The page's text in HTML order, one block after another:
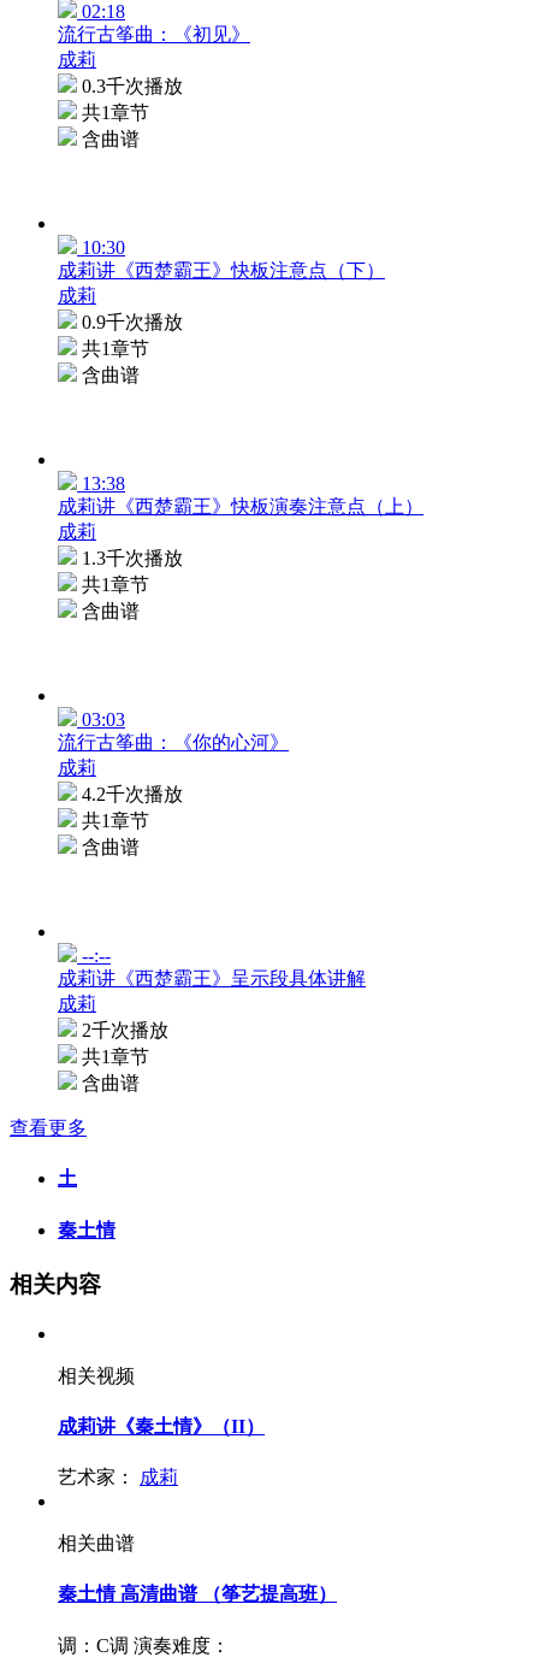
02:18
流行古筝曲：《初见》
成莉
0.3千次播放
共1章节
含曲谱
10:30
成莉讲《西楚霸王》快板注意点（下）
成莉
0.9千次播放
共1章节
含曲谱
13:38
成莉讲《西楚霸王》快板演奏注意点（上）
成莉
1.3千次播放
共1章节
含曲谱
03:03
流行古筝曲：《你的心河》
成莉
4.2千次播放
共1章节
含曲谱
--:--
成莉讲《西楚霸王》呈示段具体讲解
成莉
2千次播放
共1章节
含曲谱
查看更多
土
秦土情
相关内容
相关视频
成莉讲《秦土情》（II）
艺术家： 成莉
相关曲谱
秦土情 高清曲谱 （筝艺提高班）
调：C调 演奏难度：